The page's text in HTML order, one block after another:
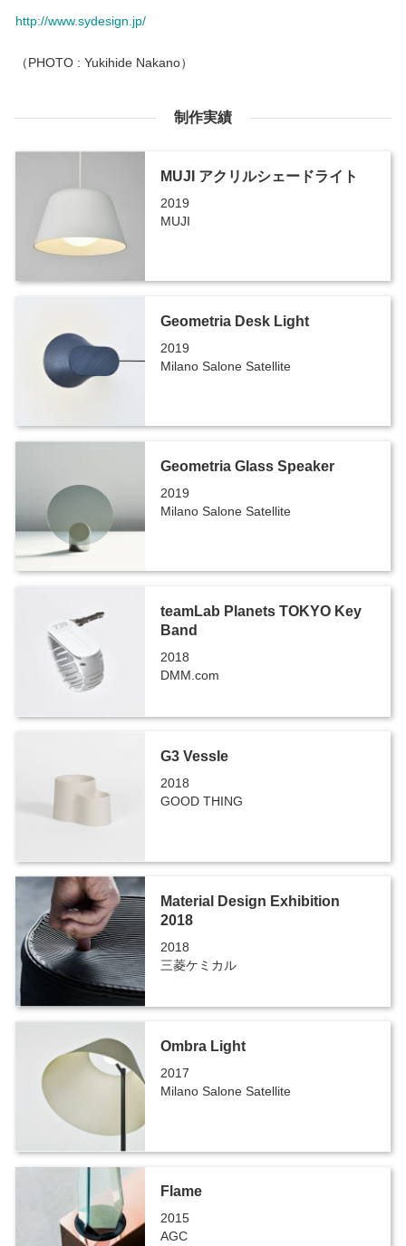
http://www.sydesign.jp/
（PHOTO : Yukihide Nakano）
制作実績
MUJI アクリルシェードライト
2019
MUJI
Geometria Desk Light
2019
Milano Salone Satellite
Geometria Glass Speaker
2019
Milano Salone Satellite
teamLab Planets TOKYO Key
Band
2018
DMM.com
G3 Vessle
2018
GOOD THING
Material Design Exhibition
2018
2018
三菱ケミカル
Ombra Light
2017
Milano Salone Satellite
Flame
2015
AGC